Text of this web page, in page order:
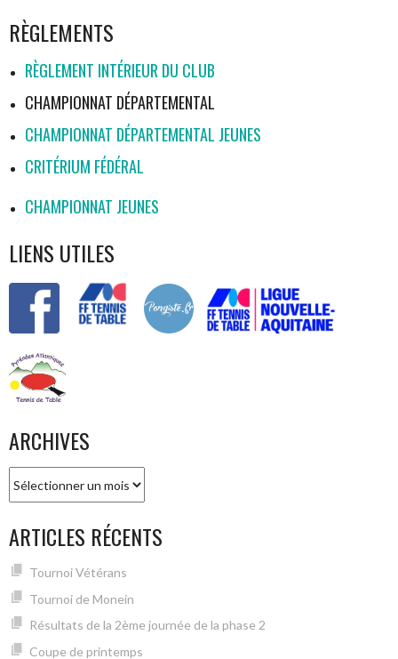
RÈGLEMENTS
RÈGLEMENT INTÉRIEUR DU CLUB
CHAMPIONNAT DÉPARTEMENTAL
CHAMPIONNAT DÉPARTEMENTAL JEUNES
CRITÉRIUM FÉDÉRAL
CHAMPIONNAT JEUNES
LIENS UTILES
ARCHIVES
ARTICLES RÉCENTS
Tournoi Vétérans
Tournoi de Monein
Résultats de la 2ème journée de la phase 2
Coupe de printemps